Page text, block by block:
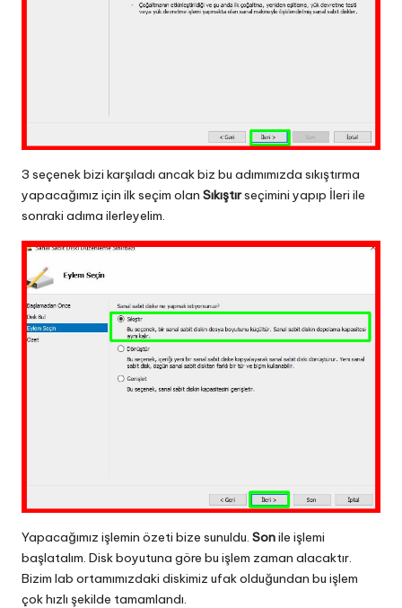
3 seçenek bizi karşıladı ancak biz bu adımımızda sıkıştırma
yapacağımız için ilk seçim olan Sıkıştırseçimini yapıp İleri ile
sonraki adıma ilerleyelim.
Yapacağımız işlemin özeti bize sunuldu. Sonile işlemi
başlatalım. Disk boyutuna göre bu işlem zaman alacaktır.
Bizim lab ortamımızdaki diskimiz ufak olduğundan bu işlem
çok hızlı şekilde tamamlandı.